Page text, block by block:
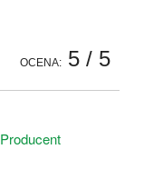
OCENA: 5/ 5
Producent